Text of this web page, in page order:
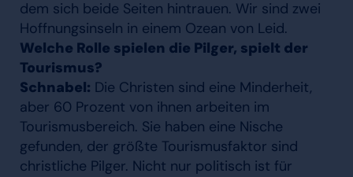
dem sich beide Seiten hintrauen. Wir sind zwei
Hoffnungsinseln in einem Ozean von Leid.
Welche Rolle spielen die Pilger, spielt der
Tourismus?
Schnabel: Die Christen sind eine Minderheit,
aber 60 Prozent von ihnen arbeiten im
Tourismusbereich. Sie haben eine Nische
gefunden, der größte Tourismusfaktor sind
christliche Pilger. Nicht nur politisch ist für